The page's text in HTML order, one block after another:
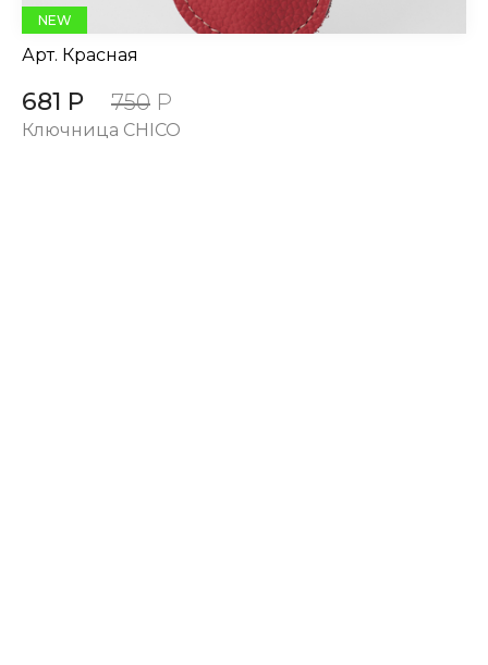
NEW
Арт. Красная
681 Р 750 Р
Ключница CHICO